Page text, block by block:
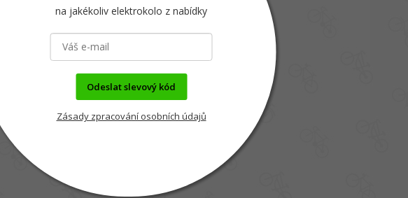
na jakékoliv elektrokolo z nabídky
Odeslat slevový kód
Zásady zpracování osobních údajů